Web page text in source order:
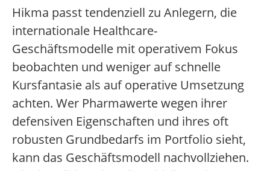
Hikma passt tendenziell zu Anlegern, die
internationale Healthcare-
Geschäftsmodelle mit operativem Fokus
beobachten und weniger auf schnelle
Kursfantasie als auf operative Umsetzung
achten. Wer Pharmawerte wegen ihrer
defensiven Eigenschaften und ihres oft
robusten Grundbedarfs im Portfolio sieht,
kann das Geschäftsmodell nachvollziehen.